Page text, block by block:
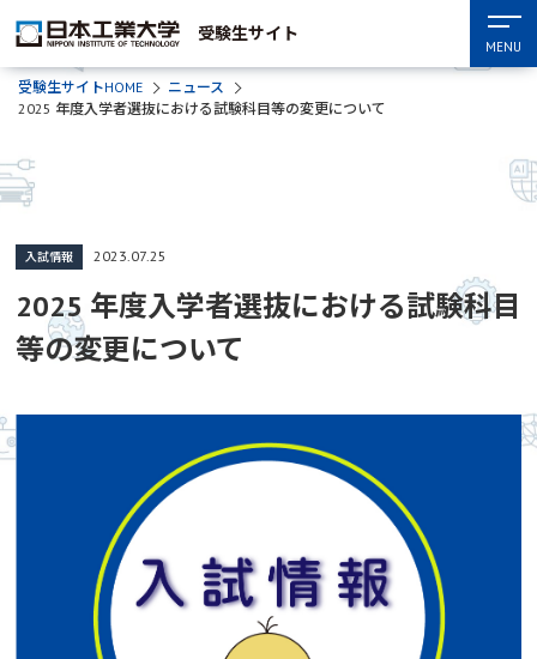
受験生サイト
MENU
受験生サイトHOME
ニュース
2025 年度入学者選抜における試験科目等の変更について
2025 年度入学者選抜における試験科目
等の変更について
入試情報 2023.07.25